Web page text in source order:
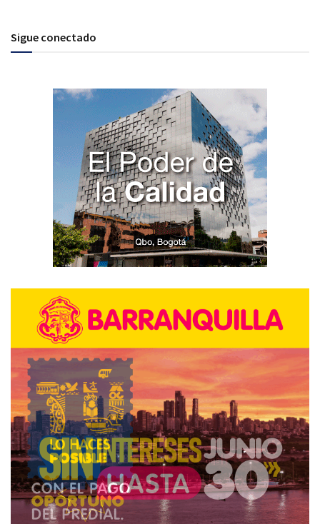
Sigue conectado